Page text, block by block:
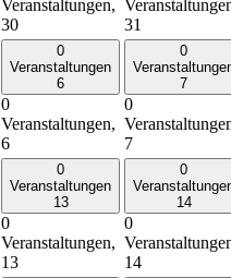
Veranstaltungen,
30
31
0
Veranstaltungen
6
0
Veranstaltungen,
6
0
7
0
7
0
Veranstaltungen
13
0
Veranstaltungen,
13
0
14
0
14